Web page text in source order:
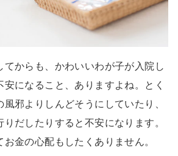
てからも、かわいいわが子が入院し
安になること、ありますよね。とく
邪よりしんどそうにしていたり、
だしたりすると不安になります。
金の心配もしたくありません。